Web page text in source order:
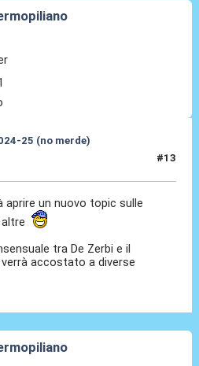
25 (no merde)
#13
aprire un nuovo topic sulle
altre
tra De Zerbi e il
accostato a diverse